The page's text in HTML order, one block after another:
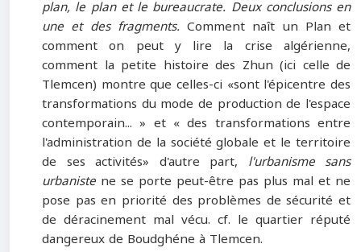
plan, le plan et le bureaucrate. Deux conclusions en
une et des fragments. Comment naît un Plan et
comment on peut y lire la crise algérienne,
comment la petite histoire des Zhun (ici celle de
Tlemcen) montre que celles-ci «sont l'épicentre des
transformations du mode de production de l'espace
contemporain... » et « des transformations entre
l'administration de la société globale et le territoire
de ses activités» d'autre part, l'urbanisme sans
urbaniste ne se porte peut-être pas plus mal et ne
pose pas en priorité des problèmes de sécurité et
de déracinement mal vécu. cf. le quartier réputé
dangereux de Boudghéne à Tlemcen.